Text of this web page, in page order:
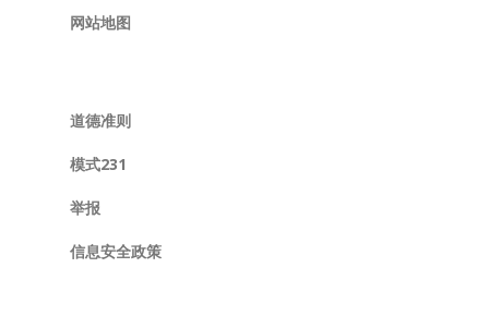
网站地图
道德准则
模式231
举报
信息安全政策